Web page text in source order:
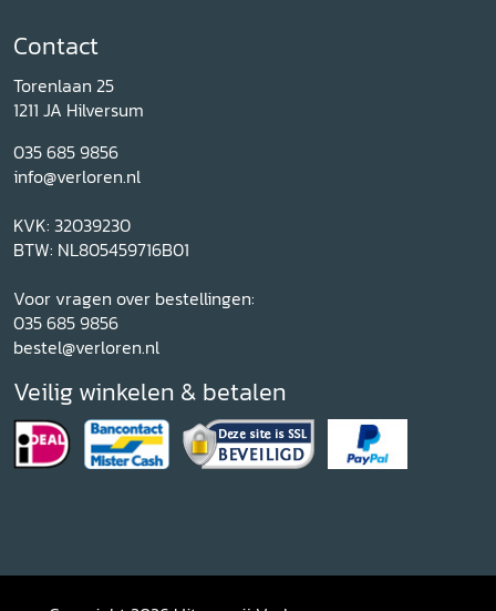
Contact
Torenlaan 25
1211 JA Hilversum
035 685 9856
info@verloren.nl
KVK: 32039230
BTW: NL805459716B01
Voor vragen over bestellingen:
035 685 9856
bestel@verloren.nl
Veilig winkelen & betalen